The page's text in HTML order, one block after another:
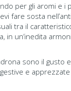
per gli aromi e i
fare sosta
tra il
in un’inedita
sono il gusto
e